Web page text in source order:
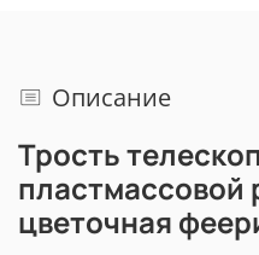
Описание
Трость
пластмассовой
цветочная